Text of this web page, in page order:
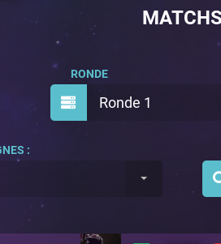
Ronde 1
RONDE
: